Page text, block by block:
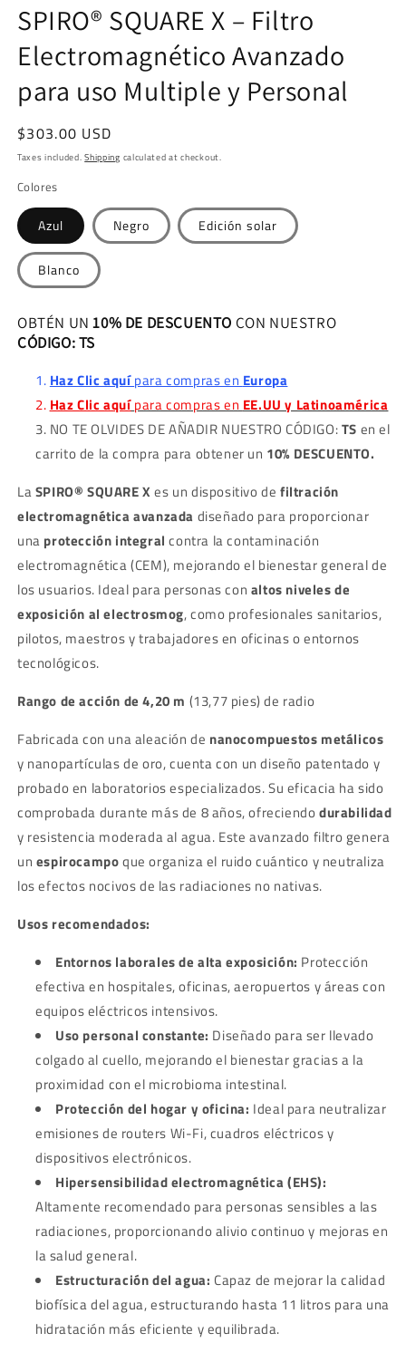
SPIRO® SQUARE X – Filtro
Electromagnético Avanzado
para uso Multiple y Personal
Regular
price
$303.00 USD
Taxes included.Shipping calculated at checkout.
Colores
Azul Negro Edición solar
Blanco
OBTÉN UN10% DE DESCUENTO CON NUESTRO
CÓDIGO: TS
Haz Clic aquípara compras en Europa
Haz Clic aquípara compras en EE.UU y Latinoamérica
NO TE OLVIDES DE AÑADIR NUESTRO CÓDIGO:TS en el
carrito de la compra para obtener un 10% DESCUENTO.
LaSPIRO® SQUARE Xes un dispositivo defiltración
electromagnética avanzada diseñado para proporcionar
una protección integral contra la contaminación
electromagnética (CEM), mejorando el bienestar general de
los usuarios. Ideal para personas con altos niveles de
exposición al electrosmog, como profesionales sanitarios,
pilotos, maestros y trabajadores en oficinas o entornos
tecnológicos.
Rango de acción de 4,20 m (13,77 pies) de radio
Fabricada con una aleación de nanocompuestos metálicos
y nanopartículas de oro, cuenta con un diseño patentado y
probado en laboratorios especializados. Su eficacia ha sido
comprobada durante más de 8 años, ofreciendodurabilidad
y resistencia moderada al agua. Este avanzado filtro genera
un espirocampoque organiza el ruido cuántico y neutraliza
los efectos nocivos de las radiaciones no nativas.
Usos recomendados:
Entornos laborales de alta exposición: Protección
efectiva en hospitales, oficinas, aeropuertos y áreas con
equipos eléctricos intensivos.
Uso personal constante: Diseñado para ser llevado
colgado al cuello, mejorando el bienestar gracias a la
proximidad con el microbioma intestinal.
Protección del hogar y oficina: Ideal para neutralizar
emisiones de routers Wi-Fi, cuadros eléctricos y
dispositivos electrónicos.
Hipersensibilidad electromagnética (EHS):
Altamente recomendado para personas sensibles a las
radiaciones, proporcionando alivio continuo y mejoras en
la salud general.
Estructuración del agua: Capaz de mejorar la calidad
biofísica del agua, estructurando hasta 11 litros para una
hidratación más eficiente y equilibrada.